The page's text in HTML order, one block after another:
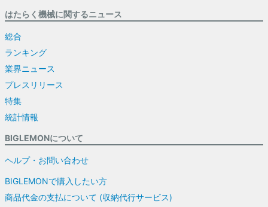
はたらく機械に関するニュース
総合
ランキング
業界ニュース
プレスリリース
特集
統計情報
BIGLEMONについて
ヘルプ・お問い合わせ
BIGLEMONで購入したい方
商品代金の支払について (収納代行サービス)